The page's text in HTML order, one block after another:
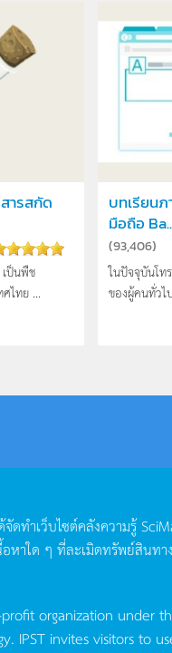
ารสกัด
ป็นพืช
ไทย ...
บทเรียน
มือถือ
(93,406)
ในปัจจุบันโ
ของผู้คนทั่วไ
จัดทำเว็บไซต์คลังความรู้
หาใด ๆ ที่ละเมิดทรัพย์สินท
organization under
IPST invites visitors to